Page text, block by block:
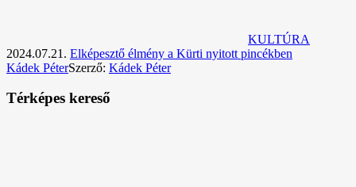
KULTÚRA
2024.07.21. Elképesztő élmény a Kürti nyitott pincékben
Kádek PéterSzerző: Kádek Péter
Térképes kereső